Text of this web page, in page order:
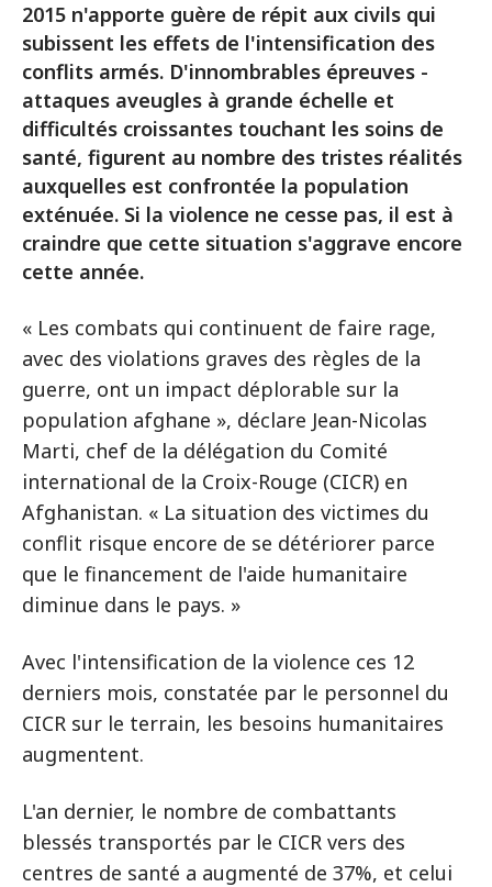
2015 n'apporte guère de répit aux civils qui
subissent les effets de l'intensification des
conflits armés. D'innombrables épreuves -
attaques aveugles à grande échelle et
difficultés croissantes touchant les soins de
santé, figurent au nombre des tristes réalités
auxquelles est confrontée la population
exténuée. Si la violence ne cesse pas, il est à
craindre que cette situation s'aggrave encore
cette année.
« Les combats qui continuent de faire rage,
avec des violations graves des règles de la
guerre, ont un impact déplorable sur la
population afghane », déclare Jean-Nicolas
Marti, chef de la délégation du Comité
international de la Croix-Rouge (CICR) en
Afghanistan. « La situation des victimes du
conflit risque encore de se détériorer parce
que le financement de l'aide humanitaire
diminue dans le pays. »
Avec l'intensification de la violence ces 12
derniers mois, constatée par le personnel du
CICR sur le terrain, les besoins humanitaires
augmentent.
L'an dernier, le nombre de combattants
blessés transportés par le CICR vers des
centres de santé a augmenté de 37%, et celui